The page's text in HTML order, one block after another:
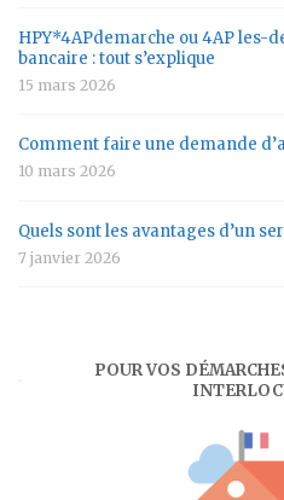
HPY*4APdemarche ou 4AP les-
bancaire : tout s’explique
15 mars 2026
Comment faire une demande
10 mars 2026
Quels sont les avantages d’un
7 janvier 2026
POUR VOS